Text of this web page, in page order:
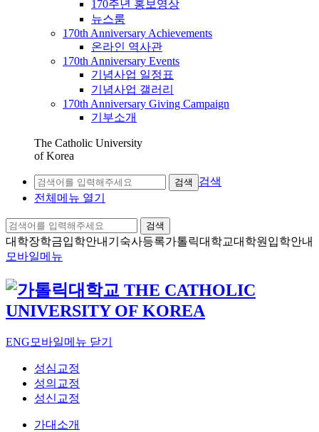
170주년 홍보영상
뉴스룸
170th Anniversary Achievements
온라인 역사관
170th Anniversary Events
기념사업 일정표
기념사업 갤러리
170th Anniversary Giving Campaign
기부소개
The Catholic University
of Korea
검색
검색
전체메뉴 열기
검색
대학장학금입학안내 기숙사등록가톨릭대학교대학원입학안내
모바일메뉴
ENG 모바일메뉴 닫기
성심교정
성의교정
성신교정
가대소개